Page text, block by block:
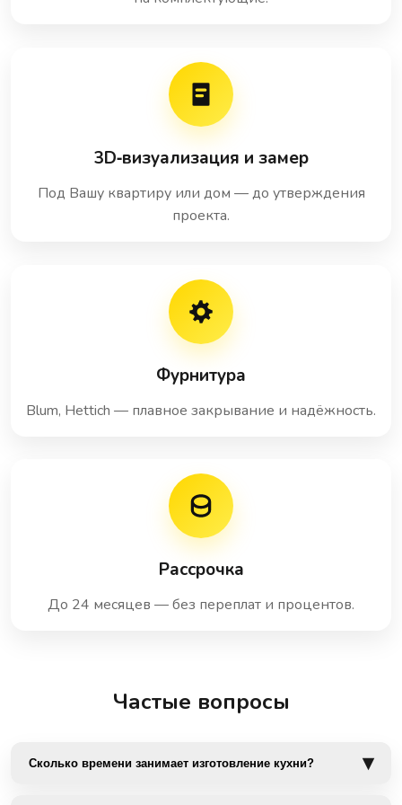
3D‑визуализация и замер
Под Вашу квартиру или дом — до утверждения
проекта.
Фурнитура
Blum, Hettich — плавное закрывание и надёжность.
Рассрочка
До 24 месяцев — без переплат и процентов.
Частые вопросы
Сколько времени занимает изготовление кухни?